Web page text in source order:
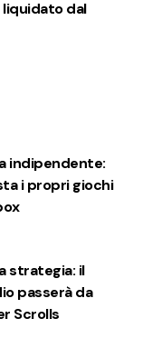
dal
indipendente:
i propri giochi
strategia: il
passerà da
Scrolls